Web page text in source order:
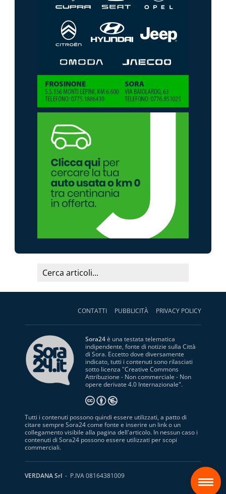
CONTATTI PUBBLICITÀ PRIVACY POLICY
Sora24è una testata telematica
indipendente, fonte di notizie sulla Città
di Sora. Eccetto dove diversamente
indicato, tutti i contenuti sono rilasciati
sotto licenza "Creative Commons
Attribuzione - Non commerciale - Non
opere derivate 4.0 Internazionale".
Tutti i contenuti possono quindi essere utilizzati, a patto di
citare sempre Sora24 come fonte e inserire un link o un
collegamento visibile alla pagina dell'articolo. In nessun caso i
contenuti di Sora24 possono essere utilizzati per scopi
commerciali.
VERDANA Srl - P.IVA 08164381009